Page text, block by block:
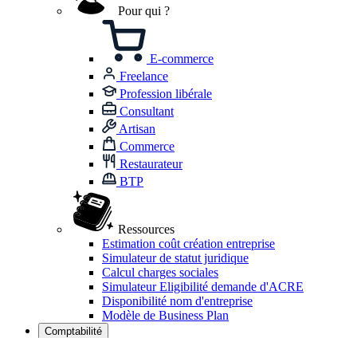
Pour qui ?
E-commerce
Freelance
Profession libérale
Consultant
Artisan
Commerce
Restaurateur
BTP
Ressources
Estimation coût création entreprise
Simulateur de statut juridique
Calcul charges sociales
Simulateur Eligibilité demande d'ACRE
Disponibilité nom d'entreprise
Modèle de Business Plan
Comptabilité